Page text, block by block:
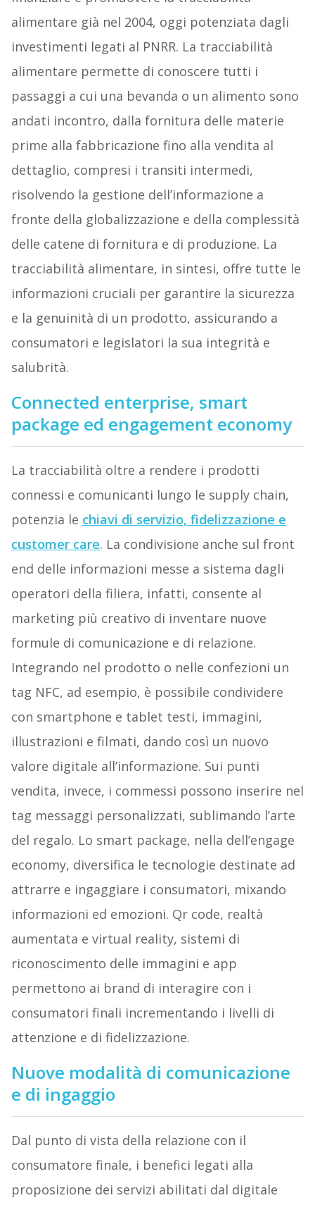
alimentare già nel 2004, oggi potenziata dagli
investimenti legati al PNRR. La tracciabilità
alimentare permette di conoscere tutti i
passaggi a cui una bevanda o un alimento sono
andati incontro, dalla fornitura delle materie
prime alla fabbricazione fino alla vendita al
dettaglio, compresi i transiti intermedi,
risolvendo la gestione dell’informazione a
fronte della globalizzazione e della complessità
delle catene di fornitura e di produzione. La
tracciabilità alimentare, in sintesi, offre tutte le
informazioni cruciali per garantire la sicurezza
e la genuinità di un prodotto, assicurando a
consumatori e legislatori la sua integrità e
salubrità.
Connected enterprise, smart
package ed engagement economy
La tracciabilità oltre a rendere i prodotti
connessi e comunicanti lungo le supply chain,
potenzia le chiavi di servizio, fidelizzazione e
customer care. La condivisione anche sul front
end delle informazioni messe a sistema dagli
operatori della filiera, infatti, consente al
marketing più creativo di inventare nuove
formule di comunicazione e di relazione.
Integrando nel prodotto o nelle confezioni un
tag NFC, ad esempio, è possibile condividere
con smartphone e tablet testi, immagini,
illustrazioni e filmati, dando così un nuovo
valore digitale all’informazione. Sui punti
vendita, invece, i commessi possono inserire nel
tag messaggi personalizzati, sublimando l’arte
del regalo. Lo smart package, nella dell’engage
economy, diversifica le tecnologie destinate ad
attrarre e ingaggiare i consumatori, mixando
informazioni ed emozioni. Qr code, realtà
aumentata e virtual reality, sistemi di
riconoscimento delle immagini e app
permettono ai brand di interagire con i
consumatori finali incrementando i livelli di
attenzione e di fidelizzazione.
Nuove modalità di comunicazione
e di ingaggio
Dal punto di vista della relazione con il
consumatore finale, i benefici legati alla
proposizione dei servizi abilitati dal digitale